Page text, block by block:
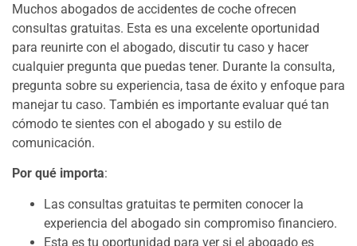
Muchos abogados de accidentes de coche ofrecen
consultas gratuitas. Esta es una excelente oportunidad
para reunirte con el abogado, discutir tu caso y hacer
cualquier pregunta que puedas tener. Durante la consulta,
pregunta sobre su experiencia, tasa de éxito y enfoque para
manejar tu caso. También es importante evaluar qué tan
cómodo te sientes con el abogado y su estilo de
comunicación.
Por qué importa:
Las consultas gratuitas te permiten conocer la
experiencia del abogado sin compromiso financiero.
Esta es tu oportunidad para ver si el abogado es